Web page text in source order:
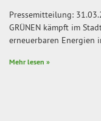
Pressemitteilung:
GRÜNEN kämpft im
erneuerbaren Energien
Mehr lesen »